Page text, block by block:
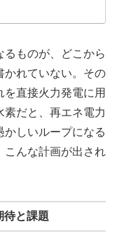
るものが、どこから
かれていない。その
直接火力発電に用
素だと、再エネ電力
しいループになる
こんな計画が出され
待と課題